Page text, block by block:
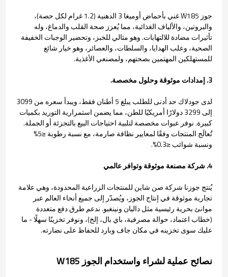
جوز W185 غني بأحماض أوميغا 3 الدهنية (1.2 غرام لكل حصة)،
والبروتين، والألياف الغذائية، مما يُعزز صحة القلب والدماغ، وله
تأثيرات مضادة للالتهابات. وهو مثالي للخبز، وتحضير الوجبات الخفيفة
الصحية، وعلب الهدايا، والسلطات، والعصائر، وهو خيار شائع
للمستهلكين المهتمين بصحتهم، ولمصنعي الأغذية.
3. إمدادات موثوقة وحلول مخصصة.
لدى جودلاك حد أدنى للطلب يبلغ 5 أطنان فقط، ويبدأ سعره من 3099
إلى 3299 دولارًا أمريكيًا للطن، مما يضمن استمرارية التوريد بكميات
كبيرة. نوفر عبوات مخصصة لتلبية احتياجات البيع بالتجزئة أو الجملة.
تُعالَج المنتجات وفقًا لمعايير نظافة صارمة، مع نسبة رطوبة ≤5%
ونسبة شوائب ≤0.3%.
4. شركة مصنعة موثوقة وتوافر عالمي
يُنتج جوزنا شركة صن شاين للمنتجات الزراعية المحدودة، وهي علامة
تجارية موثوقة في إنتاج الجوز، ويُصدّر إلى جميع أنحاء العالم عبر
موانئ بحرية رئيسية مثل داليان ونينغبو. ندعم طرق دفع متعددة
(خطاب اعتماد، حوالة مصرفية، باي بال، إلخ)، ونوفر تخزينًا سهلًا - ما
عليك سوى تخزينه في مكان جاف وبارد للحفاظ على نضارته.
نصائح عملية لشراء واستخدام الجوز W185